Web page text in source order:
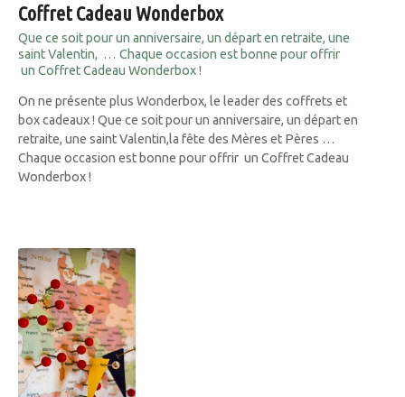
Coffret Cadeau Wonderbox
Que ce soit pour un anniversaire, un départ en retraite, une
saint Valentin, … Chaque occasion est bonne pour offrir
un Coffret Cadeau Wonderbox !
On ne présente plus Wonderbox, le leader des coffrets et
box cadeaux ! Que ce soit pour un anniversaire, un départ en
retraite, une saint Valentin,la fête des Mères et Pères …
Chaque occasion est bonne pour offrir un Coffret Cadeau
Wonderbox !